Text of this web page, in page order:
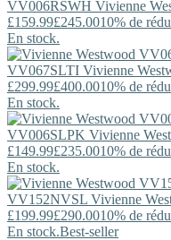
VV006RSWH Vivienne
£159.99£245.0010% de
En stock.
VV067SLTI Vivienne
£299.99£400.0010% de
En stock.
VV006SLPK Vivienne
£149.99£235.0010% de
En stock.
VV152NVSL Vivienne
£199.99£290.0010% de
En stock.Best-seller